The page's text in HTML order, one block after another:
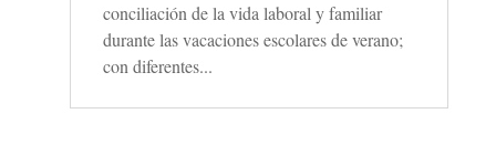
conciliación de la vida laboral y familiar
durante las vacaciones escolares de verano;
con diferentes...